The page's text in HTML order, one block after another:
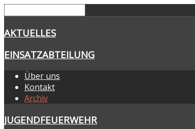
AKTUELLES
EINSATZABTEILUNG
Über uns
Kontakt
Archiv
JUGENDFEUERWEHR